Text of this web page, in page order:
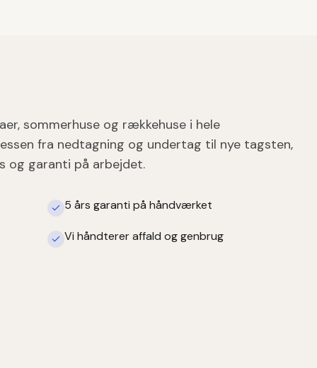
sommerhuse og rækkehuse i hele
fra nedtagning og undertag til nye tagsten,
og garanti på arbejdet.
5 års garanti på håndværket
Vi håndterer affald og genbrug